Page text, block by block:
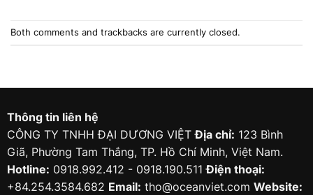
Both comments and trackbacks are currently closed.
Thông tin liên hệ
CÔNG TY TNHH ĐẠI DƯƠNG VIỆTĐịa chỉ: 123 Bình
Giã, Phường Tam Thắng, TP. Hồ Chí Minh, Việt Nam.
Hotline: 0918.992.412 - 0918.190.511Điện thoại:
+84.254.3584.682 Email: tho@oceanviet.com Website: